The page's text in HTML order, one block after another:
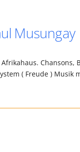
Musungay
Chansons,
( Freude ) Musik